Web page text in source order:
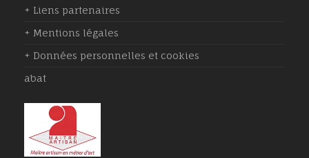
+ Liens partenaires
+ Mentions légales
+ Données personnelles et cookies
abat